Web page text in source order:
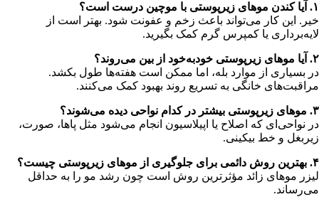
۱. آیا کندن موهای زیرپوستی با موچین درست است؟
خیر. این کار می‌تواند باعث زخم و عفونت شود. بهتر است از
لایه‌برداری یا کمپرس گرم کمک بگیرید.
۲. آیا موهای زیرپوستی خودبه‌خود از بین می‌روند؟
در بسیاری از موارد بله، اما ممکن است هفته‌ها طول بکشد.
مراقبت‌های خانگی به تسریع روند بهبود کمک می‌کنند.
۳. موهای زیرپوستی بیشتر در کدام نواحی دیده می‌شوند؟
در نواحی‌ای که اصلاح یا اپیلاسیون انجام می‌شود مثل پاها، صورت،
زیربغل و خط بیکینی.
۴. بهترین روش دائمی برای جلوگیری از موهای زیرپوستی چیست؟
لیزر موهای زائد مؤثرترین روش است چون رشد مو را به حداقل
می‌رساند.